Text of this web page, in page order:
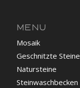
MENU
Mosaik
Geschnitzte Steine
Natursteine
Steinwaschbecken